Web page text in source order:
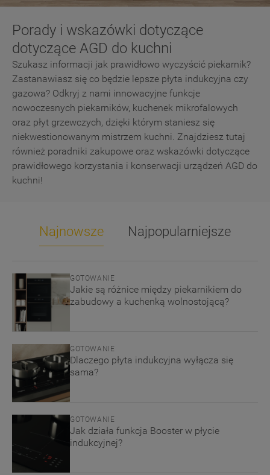
Porady i wskazówki dotyczące
dotyczące AGD do kuchni
Szukasz informacji jak prawidłowo wyczyścić piekarnik?
Zastanawiasz się co będzie lepsze płyta indukcyjna czy
gazowa? Odkryj z nami innowacyjne funkcje
nowoczesnych piekarników, kuchenek mikrofalowych
oraz płyt grzewczych, dzięki którym staniesz się
niekwestionowanym mistrzem kuchni. Znajdziesz tutaj
również poradniki zakupowe oraz wskazówki dotyczące
prawidłowego korzystania i konserwacji urządzeń AGD do
kuchni!
Najnowsze Najpopularniejsze
GOTOWANIE
Jakie są różnice między piekarnikiem do
zabudowy a kuchenką wolnostojącą?
GOTOWANIE
Dlaczego płyta indukcyjna wyłącza się
sama?
GOTOWANIE
Jak działa funkcja Booster w płycie
indukcyjnej?
10. suszarka